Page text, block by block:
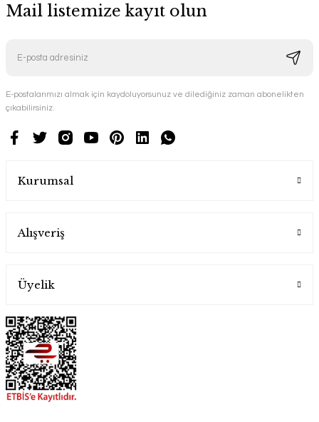
Mail listemize kayıt olun
E-postalarımızı almak için kaydoluyorsunuz ve dilediğiniz zaman abonelikten
çıkabilirsiniz.
Kurumsal
Alışveriş
Üyelik